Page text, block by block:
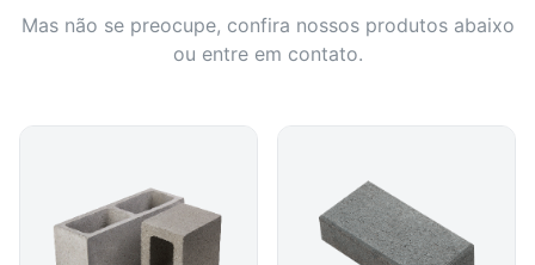
Mas não se preocupe, confira nossos produtos abaixo
ou entre em contato.